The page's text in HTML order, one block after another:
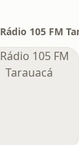
Rádio 105 FM